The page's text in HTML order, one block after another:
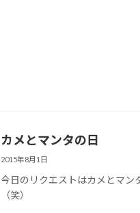
カメとマンタの日
2015年8月1日
今日のリクエストはカメとマン
（笑）